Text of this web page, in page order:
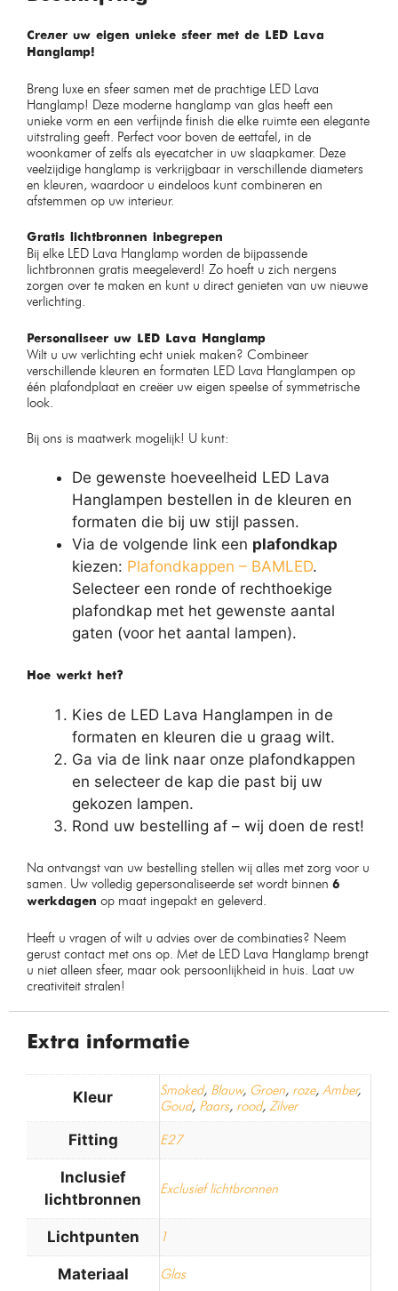
Creëer uw eigen unieke sfeer met de LED Lava
Hanglamp!
Breng luxe en sfeer samen met de prachtige LED Lava
Hanglamp! Deze moderne hanglamp van glas heeft een
unieke vorm en een verfijnde finish die elke ruimte een elegante
uitstraling geeft. Perfect voor boven de eettafel, in de
woonkamer of zelfs als eyecatcher in uw slaapkamer. Deze
veelzijdige hanglamp is verkrijgbaar in verschillende diameters
en kleuren, waardoor u eindeloos kunt combineren en
afstemmen op uw interieur.
Gratis lichtbronnen inbegrepen
Bij elke LED Lava Hanglamp worden de bijpassende
lichtbronnen gratis meegeleverd! Zo hoeft u zich nergens
zorgen over te maken en kunt u direct genieten van uw nieuwe
verlichting.
Personaliseer uw LED Lava Hanglamp
Wilt u uw verlichting echt uniek maken? Combineer
verschillende kleuren en formaten LED Lava Hanglampen op
één plafondplaat en creëer uw eigen speelse of symmetrische
look.
Bij ons is maatwerk mogelijk! U kunt:
De gewenste hoeveelheid LED Lava
Hanglampen bestellen in de kleuren en
formaten die bij uw stijl passen.
Via de volgende link een plafondkap
kiezen: Plafondkappen – BAMLED.
Selecteer een ronde of rechthoekige
plafondkap met het gewenste aantal
gaten (voor het aantal lampen).
Hoe werkt het?
Kies de LED Lava Hanglampen in de
formaten en kleuren die u graag wilt.
Ga via de link naar onze plafondkappen
en selecteer de kap die past bij uw
gekozen lampen.
Rond uw bestelling af – wij doen de rest!
Na ontvangst van uw bestelling stellen wij alles met zorg voor u
samen. Uw volledig gepersonaliseerde set wordt binnen 6
werkdagen op maat ingepakt en geleverd.
Heeft u vragen of wilt u advies over de combinaties? Neem
gerust contact met ons op. Met de LED Lava Hanglamp brengt
u niet alleen sfeer, maar ook persoonlijkheid in huis. Laat uw
creativiteit stralen!
Extra informatie
Kleur Smoked, Blauw, Groen, roze, Amber,
Goud, Paars, rood, Zilver
Fitting E27
Inclusief
lichtbronnen
Exclusief lichtbronnen
Lichtpunten 1
Materiaal Glas